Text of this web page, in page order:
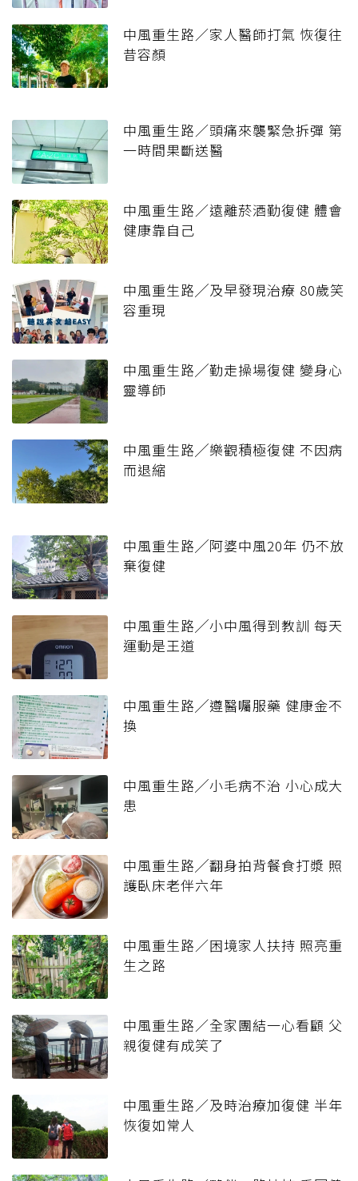
中風重生路／家人醫師打氣 恢復往
昔容顏
中風重生路／頭痛來襲緊急拆彈 第
一時間果斷送醫
中風重生路／遠離菸酒勤復健 體會
健康靠自己
中風重生路╱及早發現治療 80歲笑
容重現
中風重生路╱勤走操場復健 變身心
靈導師
中風重生路╱樂觀積極復健 不因病
而退縮
中風重生路╱阿婆中風20年 仍不放
棄復健
中風重生路╱小中風得到教訓 每天
運動是王道
中風重生路╱遵醫囑服藥 健康金不
換
中風重生路╱小毛病不治 小心成大
患
中風重生路╱翻身拍背餐食打漿 照
護臥床老伴六年
中風重生路／困境家人扶持 照亮重
生之路
中風重生路／全家團結一心看顧 父
親復健有成笑了
中風重生路／及時治療加復健 半年
恢復如常人